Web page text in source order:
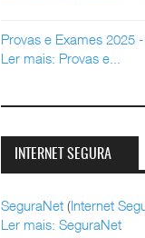
Provas e Exames 2025
Ler mais: Provas e...
INTERNET SEGURA
SeguraNet (Internet
Ler mais: SeguraNet